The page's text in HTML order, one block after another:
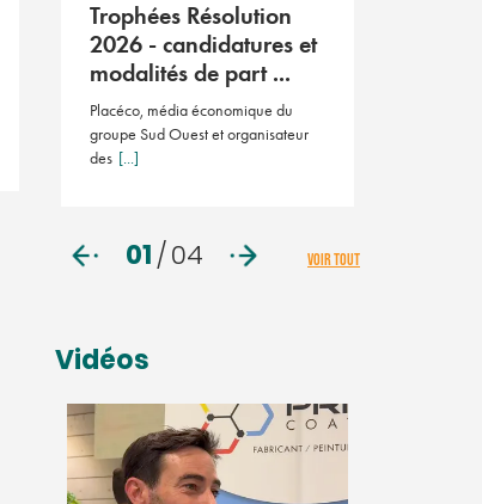
Trophées Résolution
2026 - candidatures et
modalités de part ...
Placéco, média économique du
groupe Sud Ouest et organisateur
des [...]
01/04 VOIR TOUT
Vidéos